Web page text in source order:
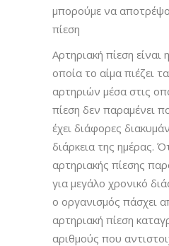
μπορούμε να
πίεση
Αρτηριακή πίεση είναι
οποία το αίμα πιέζει
αρτηριών μέσα στις
πίεση δεν παραμένει
έχει διάφορες
διάρκεια της ημέρας.
αρτηριακής πίεσης
για μεγάλο χρονικό
ο οργανισμός πάσχει
αρτηριακή πίεση
αριθμούς που